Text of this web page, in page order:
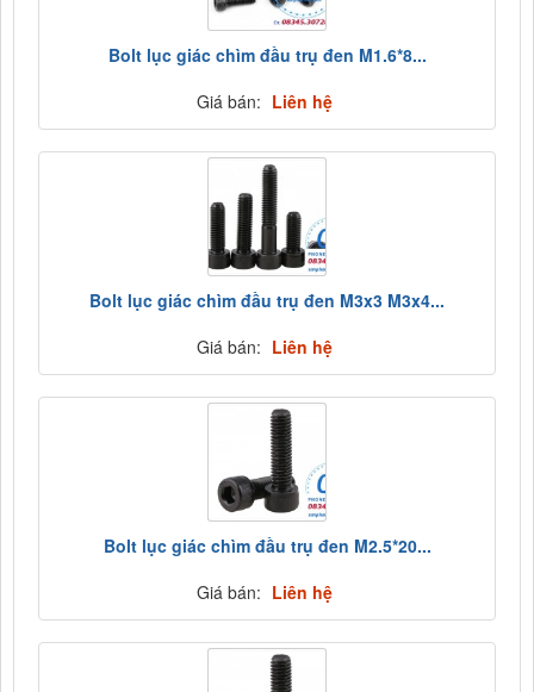
Bolt lục giác chìm đầu trụ đen M1.6*8...
Giá bán: Liên hệ
Bolt lục giác chìm đầu trụ đen M3x3 M3x4...
Giá bán: Liên hệ
Bolt lục giác chìm đầu trụ đen M2.5*20...
Giá bán: Liên hệ